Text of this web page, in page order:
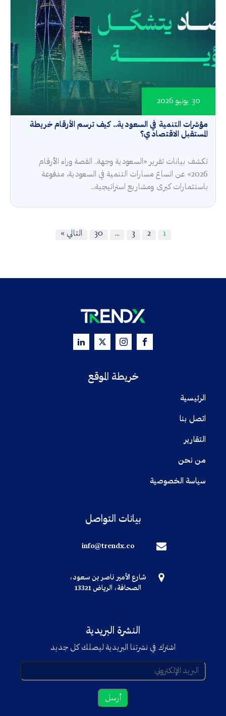
مؤشرات التنمية في السعودية.. كيف ترسم الأرقام خريطة
المستقبل الاقتصادي؟
30 يونيو 2026
تكشف بيانات تقرير «السعودية وجهة.. القصة وراء الأرقام
2026» عن اتساع مسارات التنمية في السعودية، مدفوعة
باستثمارات كبرى ومشاريع استراتيجية...
1
2
3
…
30 التالي »
خريطة الموقع
الرئيسية
اتصل بنا
التقارير
من نحن
سياسة الخصوصية
بيانات التواصل
info@trendx.co
شارع الأمير ناصر بن سعود،
الصحافة، الرياض 13321
النشرة البريدية
اشترك في نشرتنا البريدية ليصلك كل جديد